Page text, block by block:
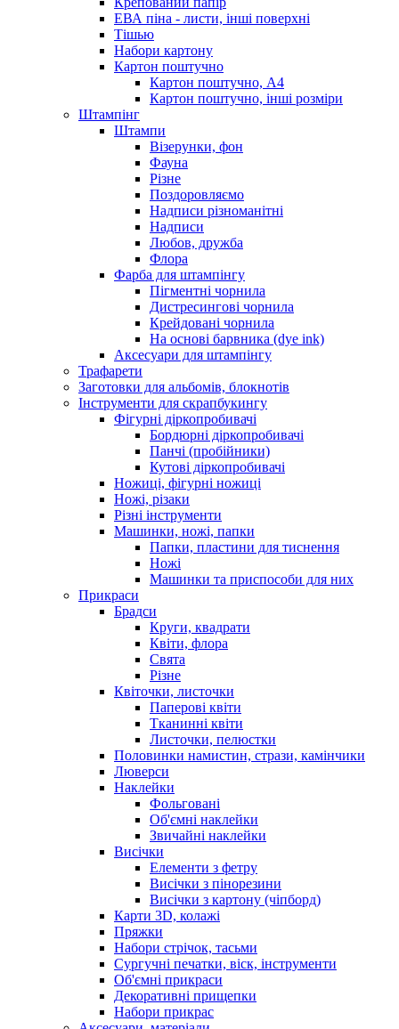
ЕВА піна - листи, інші поверхні
Тішью
Набори картону
Картон поштучно
Картон поштучно, А4
Картон поштучно, інші розміри
Штампінг
Штампи
Візерунки, фон
Фауна
Різне
Поздоровляємо
Надписи різноманітні
Надписи
Любов, дружба
Флора
Фарба для штампінгу
Пігментні чорнила
Дистресингові чорнила
Крейдовані чорнила
На основі барвника (dye ink)
Аксесуари для штампінгу
Трафарети
Заготовки для альбомів, блокнотів
Інструменти для скрапбукингу
Фігурні діркопробивачі
Бордюрні діркопробивачі
Панчі (пробійники)
Кутові діркопробивачі
Ножиці, фігурні ножиці
Ножі, різаки
Різні інструменти
Машинки, ножі, папки
Папки, пластини для тиснення
Ножі
Машинки та приспособи для них
Прикраси
Брадси
Круги, квадрати
Квіти, флора
Свята
Різне
Квіточки, листочки
Паперові квіти
Тканинні квіти
Листочки, пелюстки
Половинки намистин, стрази, камінчики
Люверси
Наклейки
Фольговані
Об'ємні наклейки
Звичайні наклейки
Висічки
Елементи з фетру
Висічки з пінорезини
Висічки з картону (чіпборд)
Карти 3D, колажі
Пряжки
Набори стрічок, тасьми
Сургучні печатки, віск, інструменти
Об'ємні прикраси
Декоративні прищепки
Набори прикрас